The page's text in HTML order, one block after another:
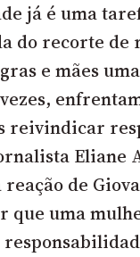
já é uma
do recorte de
e mães
reivindicar
Eliane
de
que uma